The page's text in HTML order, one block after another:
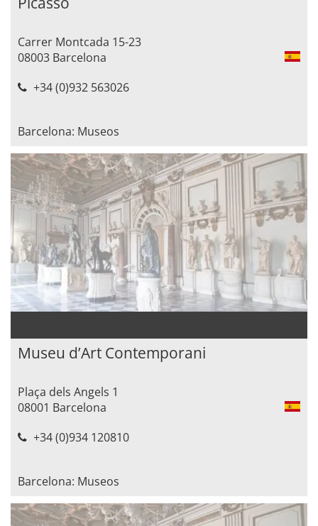
Carrer Montcada 15-23
08003 Barcelona
+34 (0)932 563026
Barcelona: Museos
Museu d’Art Contemporani
Plaça dels Angels 1
08001 Barcelona
+34 (0)934 120810
Barcelona: Museos